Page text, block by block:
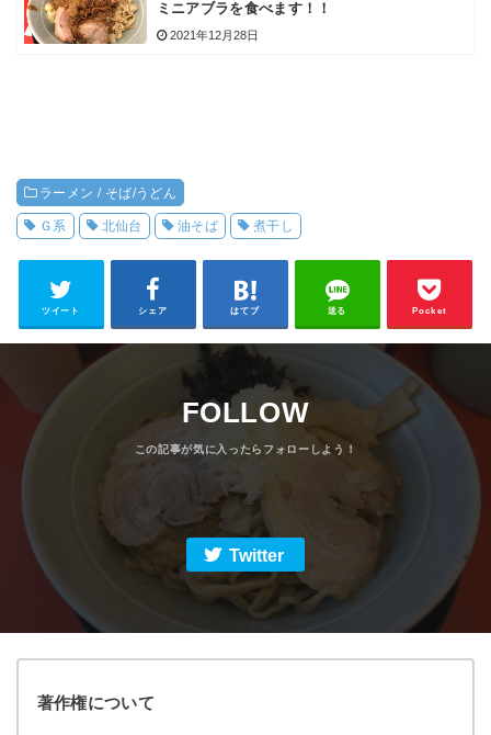
ミニアブラを食べます！！
2021年12月28日
ラーメン / そば/うどん
Ｇ系 北仙台 油そば 煮干し
ツイート シェア はてブ 送る Pocket
FOLLOW
Twitter
著作権について